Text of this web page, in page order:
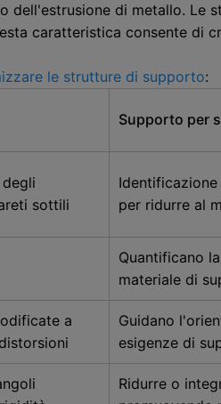
di metallo. Le
caratteristica consente di
le strutture di supporto:
Supporto per
sottili
per ridurre al
Quantificano
materiale di
a
Guidano
esigenze di
Ridurre o